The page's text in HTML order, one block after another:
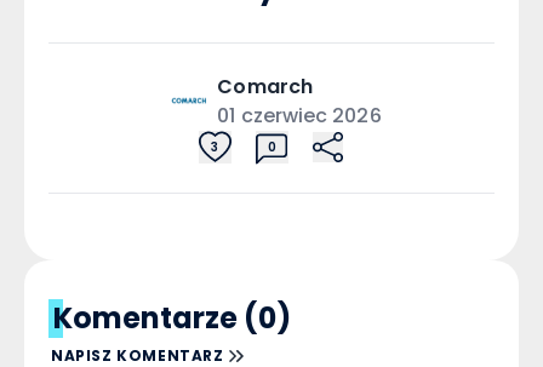
Comarch
01 czerwiec 2026
3 0
Komentarze (0)
NAPISZ KOMENTARZ